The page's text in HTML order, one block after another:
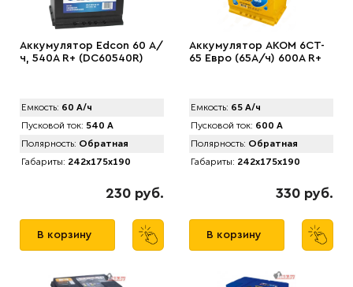
Аккумулятор Edcon 60 А/
ч, 540A R+ (DC60540R)
Емкость: 60 А/ч
Пусковой ток: 540 А
Полярность: Обратная
Габариты: 242x175x190
230 руб.
В корзину
Аккумулятор AKOM 6CT-
65 Евро (65А/ч) 600А R+
Емкость: 65 А/ч
Пусковой ток: 600 А
Полярность: Обратная
Габариты: 242x175x190
330 руб.
В корзину